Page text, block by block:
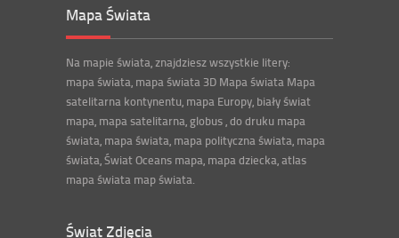
Mapa Świata
Na mapie świata, znajdziesz wszystkie litery:
mapa świata, mapa świata 3D Mapa świata Mapa
satelitarna kontynentu, mapa Europy, biały świat
mapa, mapa satelitarna, globus , do druku mapa
świata, mapa świata, mapa polityczna świata, mapa
świata, Świat Oceans mapa, mapa dziecka, atlas
mapa świata map świata.
Świat Zdjęcia